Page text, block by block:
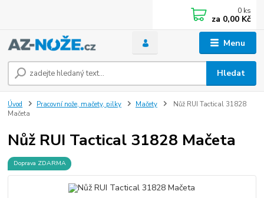
Menu
Hledat
0 ks
za 0,00 Kč
Úvod Pracovní nože, mačety, pilky Mačety
Nůž RUI Tactical 31828
Mačeta
Nůž RUI Tactical 31828 Mačeta
Doprava ZDARMA